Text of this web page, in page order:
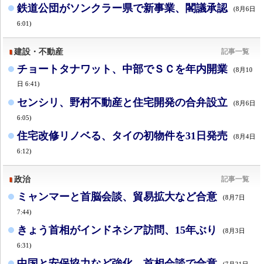
鉄道公団がソンクラー県で新事業、閣議承認 (8月6日
6:01)
建設・不動産 記事一覧
チョートタナワット、中部でＳＣを年内開業
(8月10
日 6:41)
センシリ、野村不動産と住宅開発の合弁設立 (8月6日
6:05)
住宅改修リノベる、タイの初物件を31日発売 (8月4日
6:12)
政治 記事一覧
ミャンマーと首脳会談、貿易拡大など合意 (8月7日
7:44)
きょう首相がインドネシア訪問、15年ぶり (8月3日
6:31)